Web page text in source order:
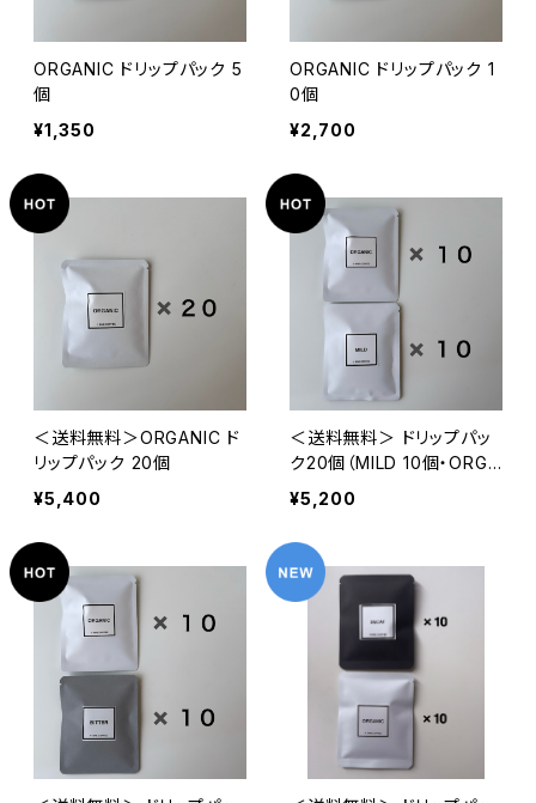
ORGANIC ドリップパック 5
個
¥1,350
ORGANIC ドリップパック 1
0個
¥2,700
＜送料無料＞ORGANIC ド
リップパック 20個
¥5,400
＜送料無料＞ ドリップパッ
ク20個（MILD 10個・ORGA
NIC 10個）
¥5,200